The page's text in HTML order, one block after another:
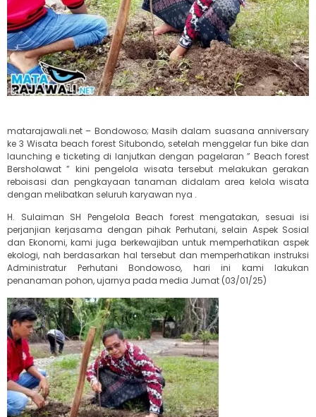
matarajawali.net – Bondowoso; Masih dalam suasana anniversary
ke 3 Wisata beach forest Situbondo, setelah menggelar fun bike dan
launching e ticketing di lanjutkan dengan pagelaran ” Beach forest
Bersholawat ” kini pengelola wisata tersebut melakukan gerakan
reboisasi dan pengkayaan tanaman didalam area kelola wisata
dengan melibatkan seluruh karyawan nya .
H. Sulaiman SH Pengelola Beach forest mengatakan, sesuai isi
perjanjian kerjasama dengan pihak Perhutani, selain Aspek Sosial
dan Ekonomi, kami juga berkewajiban untuk memperhatikan aspek
ekologi, nah berdasarkan hal tersebut dan memperhatikan instruksi
Administratur Perhutani Bondowoso, hari ini kami lakukan
penanaman pohon, ujarnya pada media Jumat (03/01/25)